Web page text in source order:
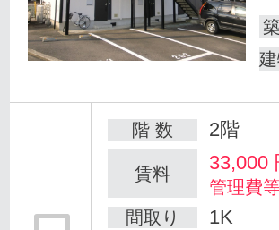
階 数 2階
賃料 33,000
管理費
間取り
1K